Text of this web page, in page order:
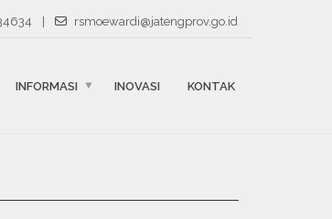
rsmoewardi@jatengprov.go.id
INFORMASI INOVASI KONTAK